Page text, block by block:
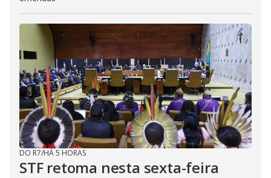
DO R7/HÁ 5 HORAS
STF retoma nesta sexta-feira